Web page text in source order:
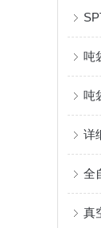
吨
吨
真